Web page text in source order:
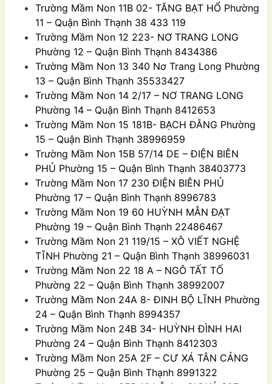
Trường Mầm Non 11B 02- TĂNG BẠT HỔ Phường
11 – Quận Bình Thạnh 38 433 119
Trường Mầm Non 12 223- NƠ TRANG LONG
Phường 12 – Quận Bình Thạnh 8434386
Trường Mầm Non 13 340 Nơ Trang Long Phường
13 – Quận Bình Thạnh 35533427
Trường Mầm Non 14 2/17 – NƠ TRANG LONG
Phường 14 – Quận Bình Thạnh 8412653
Trường Mầm Non 15 181B- BẠCH ÐẰNG Phường
15 – Quận Bình Thạnh 38996959
Trường Mầm Non 15B 57/14 DE – ÐIỆN BIÊN
PHỦ Phường 15 – Quận Bình Thạnh 38403773
Trường Mầm Non 17 230 ÐIỆN BIÊN PHỦ
Phường 17 – Quận Bình Thạnh 8996783
Trường Mầm Non 19 60 HUỲNH MẪN ÐẠT
Phường 19 – Quận Bình Thạnh 22486467
Trường Mầm Non 21 119/15 – XÔ VIẾT NGHỆ
TĨNH Phường 21 – Quận Bình Thạnh 38996031
Trường Mầm Non 22 18 A – NGÔ TẤT TỐ
Phường 22 – Quận Bình Thạnh 38992007
Trường Mầm Non 24A 8- ÐINH BỘ LĨNH Phường
24 – Quận Bình Thạnh 8994357
Trường Mầm Non 24B 34- HUỲNH ÐÌNH HAI
Phường 24 – Quận Bình Thạnh 8412303
Trường Mầm Non 25A 2F – CƯ XÁ TÂN CẢNG
Phường 25 – Quận Bình Thạnh 8991322